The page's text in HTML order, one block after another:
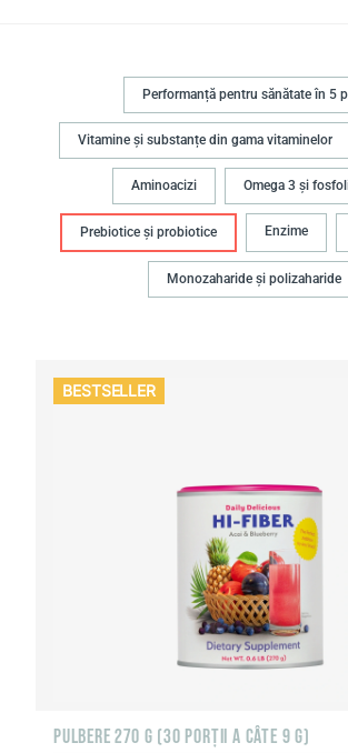
Performanță pentru sănătate în 5
Vitamine și substanțe din gama vitaminelor
Aminoacizi Omega 3 și
Prebiotice și probiotice Enzime
Monozaharide și polizaharide
BESTSELLER
PULBERE 270 G (30 PORȚII A CÂTE 9 G)